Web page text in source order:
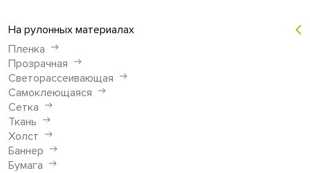
На рулонных материалах
Пленка
Прозрачная
Светорассеивающая
Самоклеющаяся
Сетка
Ткань
Холст
Баннер
Бумага